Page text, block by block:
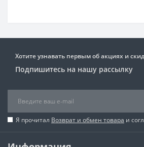
Хотите узнавать первым об акциях и
Подпишитесь на нашу рассылку
Я прочитал Возврат и обмен товара и